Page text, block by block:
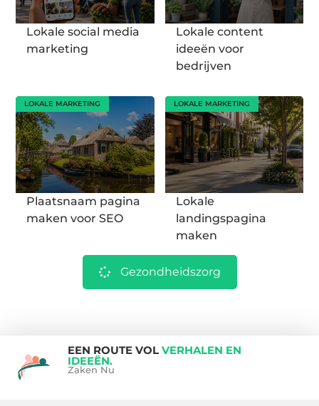
Lokale social media
marketing
Lokale content
ideeën voor
bedrijven
LOKALE MARKETING
Plaatsnaam pagina
maken voor SEO
LOKALE MARKETING
Lokale
landingspagina
maken
Gezondheidszorg
EEN ROUTE VOL VERHALEN EN
IDEEËN.
Zaken Nu